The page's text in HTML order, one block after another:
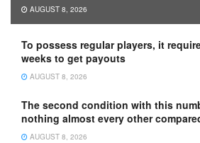
AUGUST 8, 2026
To possess regular players, it
weeks to get payouts
AUGUST 8, 2026
The second condition with this
nothing almost every other
AUGUST 8, 2026